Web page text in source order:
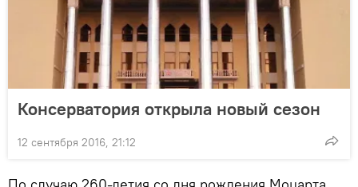
Консерватория открыла новый сезон
12 сентября 2016, 21:12